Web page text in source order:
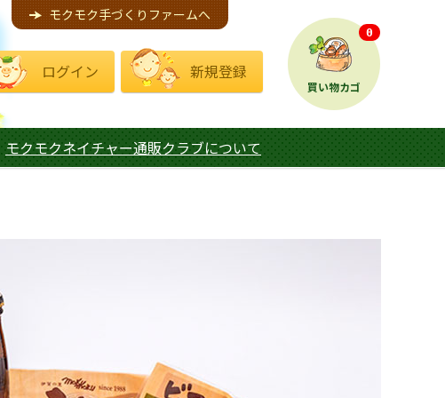
モクモク手づくりファームへ
ログイン 新規登録
買い物カゴ
0
モクモクネイチャー通販クラブについて